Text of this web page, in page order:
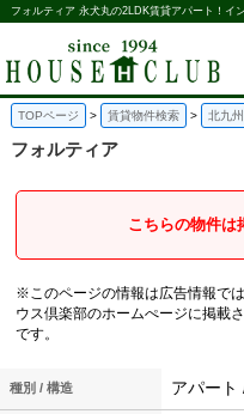
TOPページ 賃貸物件検索 北九
フォルティア
こちらの物件は
※このページの情報は広告情報で
ウス倶楽部のホームぺージに掲載
です。
種別 / 構造 アパート